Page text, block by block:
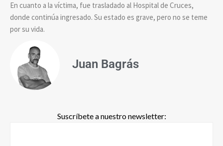
En cuanto a la víctima, fue trasladado al Hospital de Cruces,
donde continúa ingresado. Su estado es grave, pero no se teme
por su vida.
Juan Bagrás
Suscríbete a nuestro newsletter: